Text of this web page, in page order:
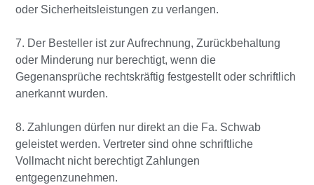
oder Sicherheitsleistungen zu verlangen.
7. Der Besteller ist zur Aufrechnung, Zurückbehaltung
oder Minderung nur berechtigt, wenn die
Gegenansprüche rechtskräftig festgestellt oder schriftlich
anerkannt wurden.
8. Zahlungen dürfen nur direkt an die Fa. Schwab
geleistet werden. Vertreter sind ohne schriftliche
Vollmacht nicht berechtigt Zahlungen
entgegenzunehmen.